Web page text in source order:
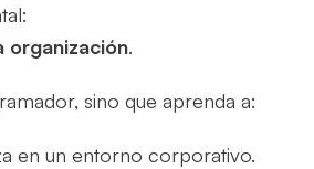
organización.
sino que aprenda a:
en un entorno corporativo.